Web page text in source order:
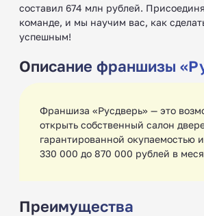
составил 674 млн рублей.
команде, и мы научим вас, как
успешным!
Описание франшизы
Франшиза «Русдверь» — это
открыть собственный салон
гарантированной окупаемостью
330 000 до 870 000 рублей в
Преимущества